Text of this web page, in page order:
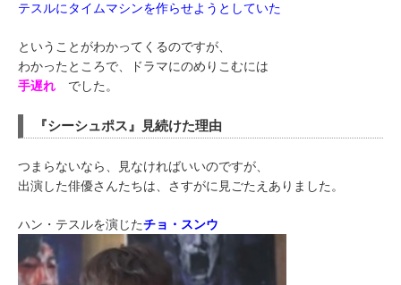
テスルにタイムマシンを作らせようとしていた
ということがわかってくるのですが、
わかったところで、ドラマにのめりこむには
手遅れ でした。
『シーシュポス』見続けた理由
つまらないなら、見なければいいのですが、
出演した俳優さんたちは、さすがに見ごたえありました。
ハン・テスルを演じたチョ・スンウ